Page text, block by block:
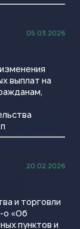
05.03.2026
выплат на
20.02.2026
и торговли
о «Об
пунктов и